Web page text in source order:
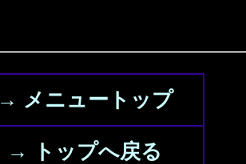
→ メニュートップ
→ トップへ戻る